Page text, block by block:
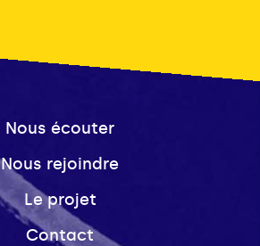
Nous écouter
Nous rejoindre
Le projet
Contact